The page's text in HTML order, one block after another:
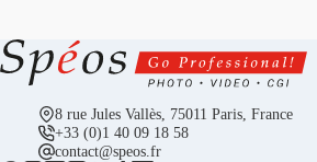
8 rue Jules Vallès, 75011 Paris, France
+33 (0)1 40 09 18 58
contact@speos.fr